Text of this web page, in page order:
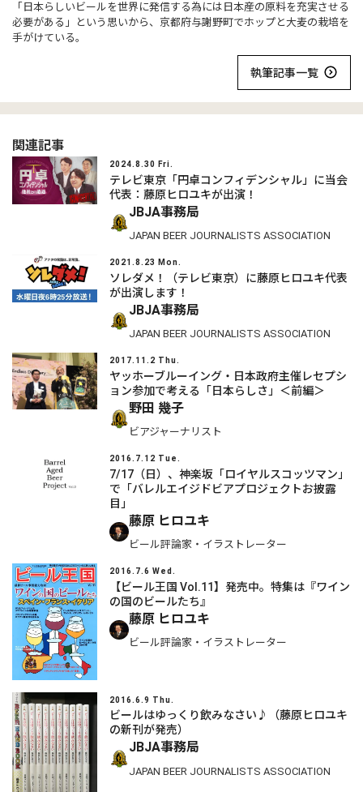
「日本らしいビールを世界に発信する為には日本産の原料を充実させる
必要がある」という思いから、京都府与謝野町でホップと大麦の栽培を
手がけている。
執筆記事一覧
関連記事
2024.8.30 Fri.
テレビ東京「円卓コンフィデンシャル」に当会
代表：藤原ヒロユキが出演！
JBJA事務局
JAPAN BEER JOURNALISTS ASSOCIATION
2021.8.23 Mon.
ソレダメ！（テレビ東京）に藤原ヒロユキ代表
が出演します！
JBJA事務局
JAPAN BEER JOURNALISTS ASSOCIATION
2017.11.2 Thu.
ヤッホーブルーイング・日本政府主催レセプシ
ョン参加で考える「日本らしさ」＜前編＞
野田 幾子
ビアジャーナリスト
2016.7.12 Tue.
7/17（日）、神楽坂「ロイヤルスコッツマン」
で「バレルエイジドビアプロジェクトお披露
目」
藤原 ヒロユキ
ビール評論家・イラストレーター
2016.7.6 Wed.
【ビール王国 Vol.11】発売中。特集は『ワイン
の国のビールたち』
藤原 ヒロユキ
ビール評論家・イラストレーター
2016.6.9 Thu.
ビールはゆっくり飲みなさい♪（藤原ヒロユキ
の新刊が発売）
JBJA事務局
JAPAN BEER JOURNALISTS ASSOCIATION